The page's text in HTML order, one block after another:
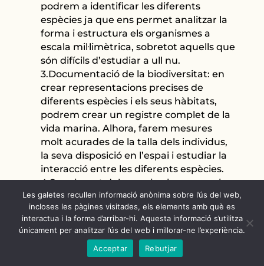
podrem a identificar les diferents
espècies ja que ens permet analitzar la
forma i estructura els organismes a
escala mil·limètrica, sobretot aquells que
són difícils d’estudiar a ull nu.
3.Documentació de la biodiversitat: en
crear representacions precises de
diferents espècies i els seus hàbitats,
podrem crear un registre complet de la
vida marina. Alhora, farem mesures
molt acurades de la talla dels individus,
la seva disposició en l’espai i estudiar la
interacció entre les diferents espècies.
4.Seguiment dels canvis: si aconseguim
fer campanyes repetides a les mateixes
zones, podrem fer el seguiment dels
canvis en els entorns marins profunds al
llarg del temps, com ara el creixement
dels coralls, el moviment de les dunes de
Les galetes recullen informació anònima sobre l’ús del web,
incloses les pàgines visitades, els elements amb què es
interactua i la forma d’arribar-hi. Aquesta informació s’utilitza
únicament per analitzar l’ús del web i millorar-ne l’experiència.
Acceptar
Rebutjar